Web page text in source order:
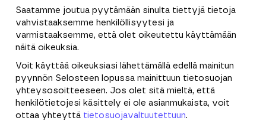
Saatamme joutua pyytämään sinulta tiettyjä tietoja
vahvistaaksemme henkilöllisyytesi ja
varmistaaksemme, että olet oikeutettu käyttämään
näitä oikeuksia.
Voit käyttää oikeuksiasi lähettämällä edellä mainitun
pyynnön Selosteen lopussa mainittuun tietosuojan
yhteysosoitteeseen. Jos olet sitä mieltä, että
henkilötietojesi käsittely ei ole asianmukaista, voit
ottaa yhteyttä tietosuojavaltuutettuun.